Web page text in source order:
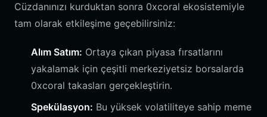
Cüzdanınızı kurduktan sonra 0xcoral ekosistemiyle
tam olarak etkileşime geçebilirsiniz:
Alım Satım: Ortaya çıkan piyasa fırsatlarını
yakalamak için çeşitli merkeziyetsiz borsalarda
0xcoral takasları gerçekleştirin.
Spekülasyon: Bu yüksek volatiliteye sahip meme